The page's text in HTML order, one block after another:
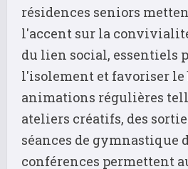
résidences seniors
l'accent sur la
du lien social, essentiels
l'isolement et favoriser le
animations régulières
ateliers créatifs, des
séances de gymnastique
conférences permettent